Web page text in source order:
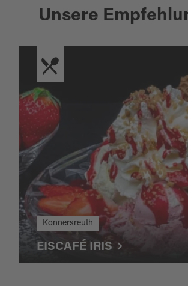
Unsere
Konnersreuth
EISCAFÉ IRIS